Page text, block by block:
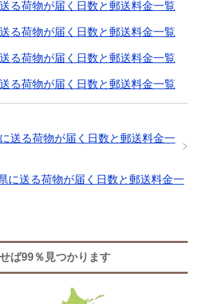
る荷物が届く日数と郵送料金一覧
る荷物が届く日数と郵送料金一覧
る荷物が届く日数と郵送料金一覧
る荷物が届く日数と郵送料金一覧
送る荷物が届く日数と郵送料金一
に送る荷物が届く日数と郵送料金一
ば99％見つかります